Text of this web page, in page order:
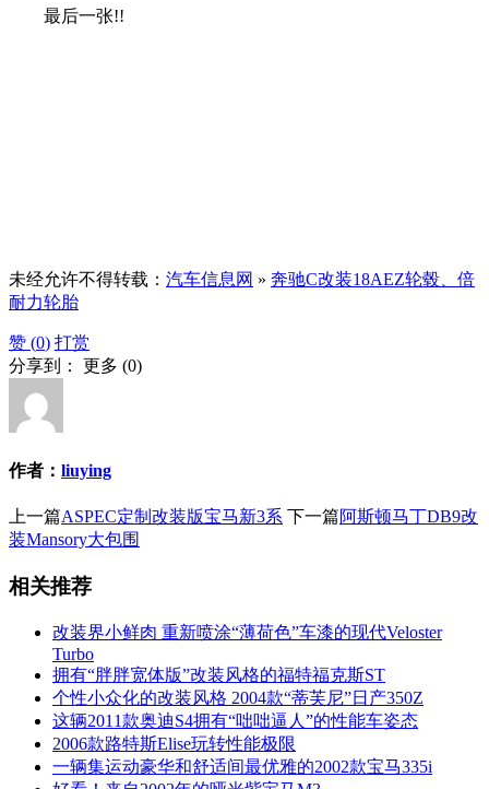
最后一张!!
未经允许不得转载： 汽车信息网 » 奔驰C改装18AEZ轮毂、倍
耐力轮胎
赞 (0) 打赏
分享到： 更多 (0)
作者： liuying
上一篇ASPEC定制改装版宝马新3系 下一篇阿斯顿马丁DB9改
装Mansory大包围
相关推荐
改装界小鲜肉 重新喷涂“薄荷色”车漆的现代Veloster
Turbo
拥有“胖胖宽体版”改装风格的福特福克斯ST
个性小众化的改装风格 2004款“蒂芙尼”日产350Z
这辆2011款奥迪S4拥有“咄咄逼人”的性能车姿态
2006款路特斯Elise玩转性能极限
一辆集运动豪华和舒适间最优雅的2002款宝马335i